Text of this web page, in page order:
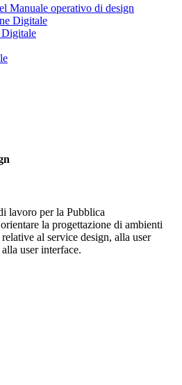
Manuale operativo di design
Digitale
lavoro per la Pubblica
la progettazione di ambienti
al service design, alla user
user interface.